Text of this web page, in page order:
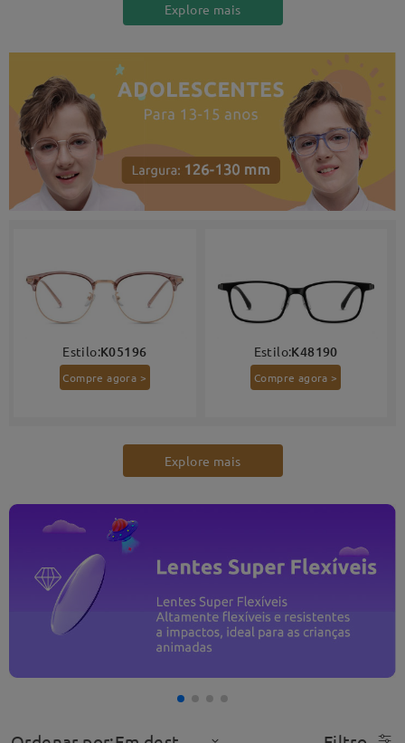
Explore mais
Estilo:K05196
Compre agora >
Estilo:K48190
Compre agora >
Explore mais